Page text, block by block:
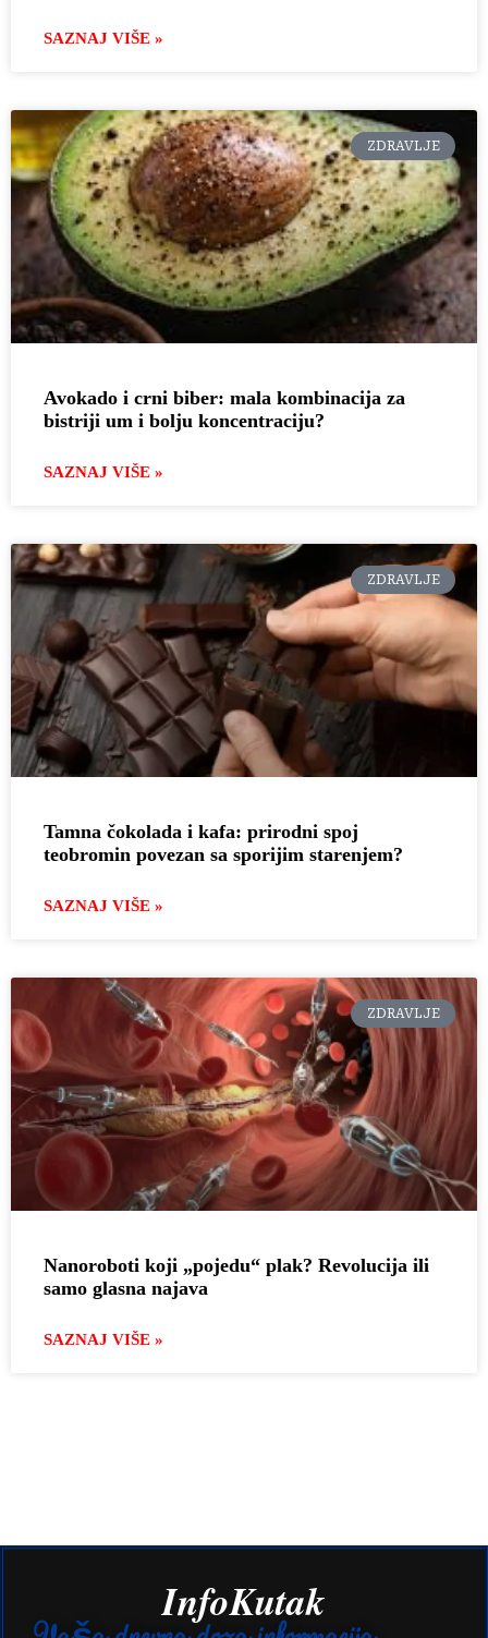
SAZNAJ VIŠE »
ZDRAVLJE
Avokado i crni biber: mala kombinacija za
bistriji um i bolju koncentraciju?
SAZNAJ VIŠE »
ZDRAVLJE
Tamna čokolada i kafa: prirodni spoj
teobromin povezan sa sporijim starenjem?
SAZNAJ VIŠE »
ZDRAVLJE
Nanoroboti koji „pojedu“ plak? Revolucija ili
samo glasna najava
SAZNAJ VIŠE »
InfoKutak